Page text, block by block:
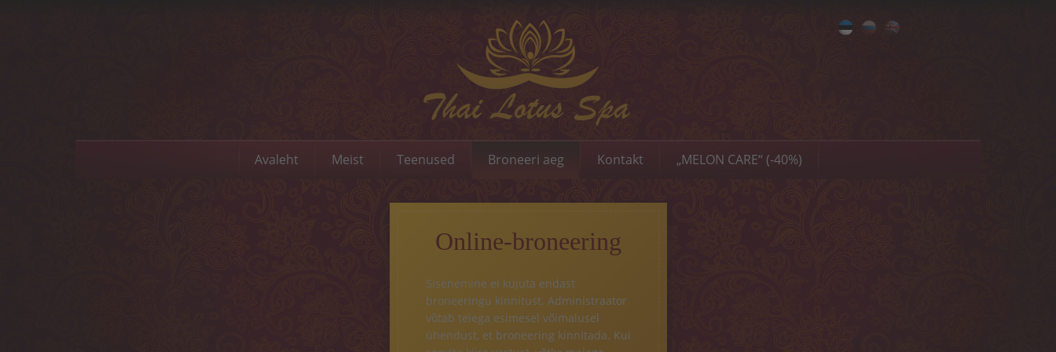
Avaleht Meist Teenused Broneeri aeg Kontakt „MELON CARE“ (-40%)
Online-broneering
Sisenemine ei kujuta endast
broneeringu kinnitust. Administraator
võtab teiega esimesel võimalusel
ühendust, et broneering kinnitada. Kui